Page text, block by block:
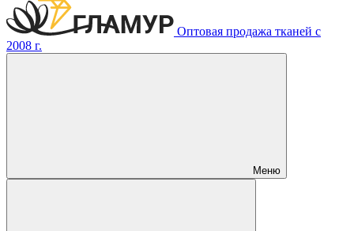
Оптовая продажа тканей с
2008 г.
Меню